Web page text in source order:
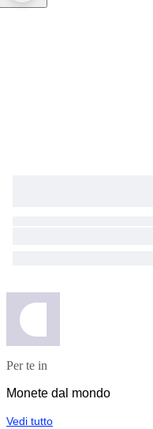
Per te in
Monete dal mondo
Vedi tutto